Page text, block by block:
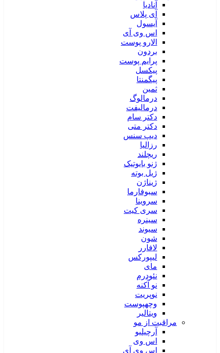
آنادیا
آی پلاس
آیسول
اس وی آی
الارو پوست
بردون
پرایم پوست
پیکسل
پیگمنتا
ثمین
درمالوگ
درمالیفت
دکتر سام
دکتر متی
دیپ سنس
رزالیا
ریچلند
ژنو بایوتیک
ژیل بوته
ژیناژن
سبوفارما
سروینا
سری کیت
سینره
سیوند
شون
لافارر
لیپورکس
مای
نئودرم
نو آکنه
نوپریت
وچهپوست
ویتالیر
مراقبت از مو
آرچیلیو
اس وی
اس وی آی